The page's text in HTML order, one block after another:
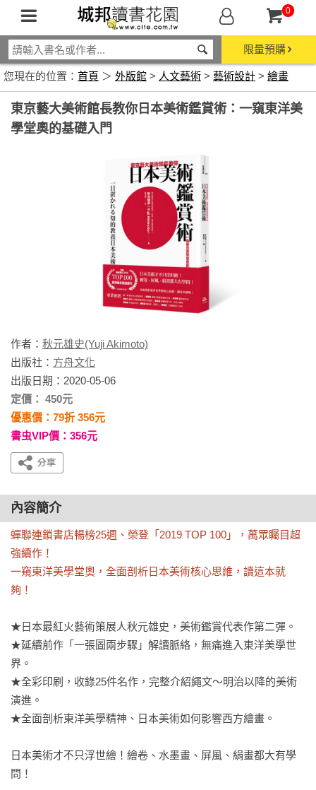
0
限量預購
您現在的位置： 首頁 ＞ 外版館 > 人文藝術 > 藝術設計 > 繪畫
東京藝大美術館長教你日本美術鑑賞術：一窺東洋美
學堂奧的基礎入門
作者： 秋元雄史(Yuji Akimoto)
出版社： 方舟文化
出版日期：2020-05-06
定價： 450元
優惠價：79折 356元
書虫VIP價：356元
內容簡介
蟬聯連鎖書店暢榜25週、榮登「2019 TOP 100」，萬眾矚目超
強續作！
一窺東洋美學堂奧，全面剖析日本美術核心思維，讀這本就
夠！
★日本最紅火藝術策展人秋元雄史，美術鑑賞代表作第二彈。
★延續前作「一張圖兩步驟」解讀脈絡，無痛進入東洋美學世
界。
★全彩印刷，收錄25件名作，完整介紹繩文～明治以降的美術
演進。
★全面剖析東洋美學精神、日本美術如何影響西方繪畫。
日本美術才不只浮世繪！繪卷、水墨畫、屏風、絹畫都大有學
問！